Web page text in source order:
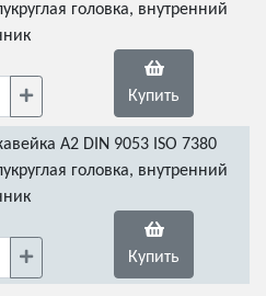
головка, внутренний
Купить
А2 DIN 9053 ISO 7380
головка, внутренний
Купить